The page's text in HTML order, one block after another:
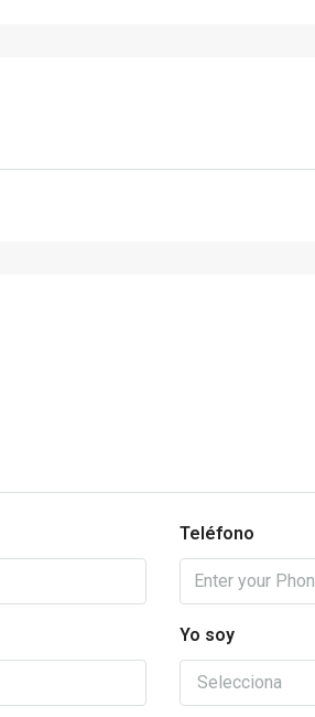
Teléfono
Yo soy
Selecciona